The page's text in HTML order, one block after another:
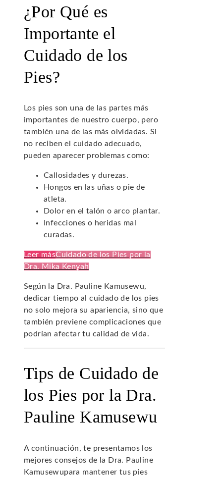
¿Por Qué es
Importante el
Cuidado de los
Pies?
Los pies son una de las partes más
importantes de nuestro cuerpo, pero
también una de las más olvidadas. Si
no reciben el cuidado adecuado,
pueden aparecer problemas como:
Callosidades y durezas.
Hongos en las uñas o pie de
atleta.
Dolor en el talón o arco plantar.
Infecciones o heridas mal
curadas.
Leer másCuidado de los Pies por la
Dra. Mika Kenyah
Según la Dra. Pauline Kamusewu,
dedicar tiempo al cuidado de los pies
no solo mejora su apariencia, sino que
también previene complicaciones que
podrían afectar tu calidad de vida.
Tips de Cuidado de
los Pies por la Dra.
Pauline Kamusewu
A continuación, te presentamos los
mejores consejos de la Dra. Pauline
Kamusewupara mantener tus pies